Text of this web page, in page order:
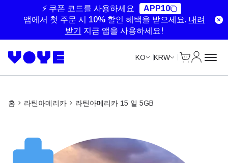
⚡ 쿠폰 코드를 사용하세요
APP10
앱에서 첫 주문 시 10% 할인 혜택을 받으세요. 내려
받기
지금 앱을 사용하세요!
KO KRW
홈 라틴아메리카 라틴아메리카 15 일 5GB
Unlimited Data
Unlimited Data
Unlimited Data
Unlimited Data